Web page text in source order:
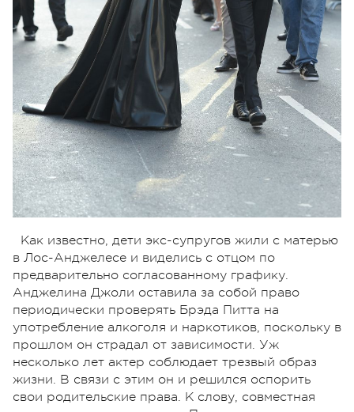
Как известно, дети экс-супругов жили с матерью
в Лос-Анджелесе и виделись с отцом по
предварительно согласованному графику.
Анджелина Джоли оставила за собой право
периодически проверять Брэда Питта на
употребление алкоголя и наркотиков, поскольку в
прошлом он страдал от зависимости. Уж
несколько лет актер соблюдает трезвый образ
жизни. В связи с этим он и решился оспорить
свои родительские права. К слову, совместная